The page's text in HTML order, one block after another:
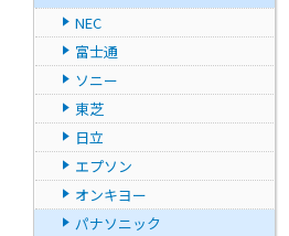
NEC
富士通
ソニー
東芝
日立
エプソン
オンキヨー
パナソニック